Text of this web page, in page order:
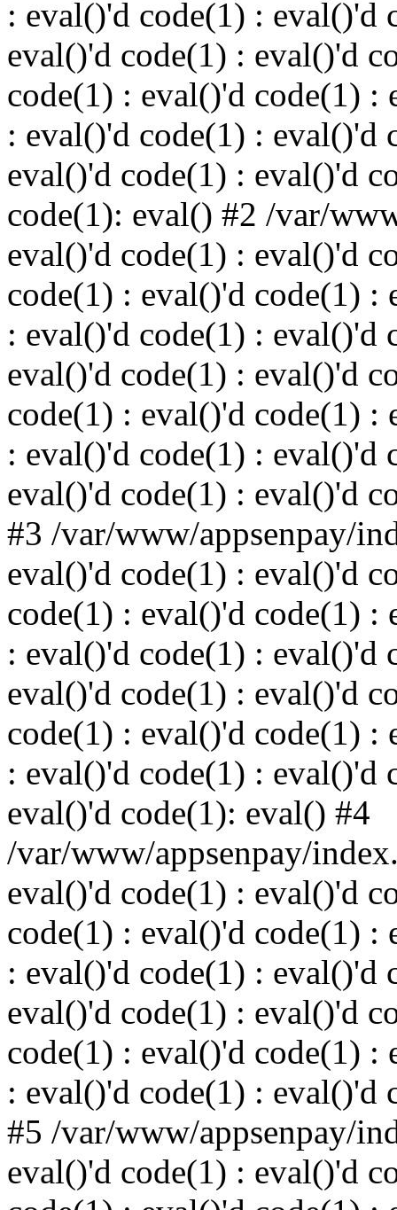
: eval()'d code(1) : eval()'d
eval()'d code(1) : eval()'d
code(1) : eval()'d code(1) :
: eval()'d code(1) : eval()'d
eval()'d code(1) : eval()'d
code(1): eval() #2 /var/
eval()'d code(1) : eval()'d
code(1) : eval()'d code(1) :
: eval()'d code(1) : eval()'d
eval()'d code(1) : eval()'d
code(1) : eval()'d code(1) :
: eval()'d code(1) : eval()'d
eval()'d code(1) : eval()'d
#3 /var/www/appsenpay/
eval()'d code(1) : eval()'d
code(1) : eval()'d code(1) :
: eval()'d code(1) : eval()'d
eval()'d code(1) : eval()'d
code(1) : eval()'d code(1) :
: eval()'d code(1) : eval()'d
eval()'d code(1): eval() #4
/var/www/appsenpay/
eval()'d code(1) : eval()'d
code(1) : eval()'d code(1) :
: eval()'d code(1) : eval()'d
eval()'d code(1) : eval()'d
code(1) : eval()'d code(1) :
: eval()'d code(1) : eval()'d
#5 /var/www/appsenpay/
eval()'d code(1) : eval()'d